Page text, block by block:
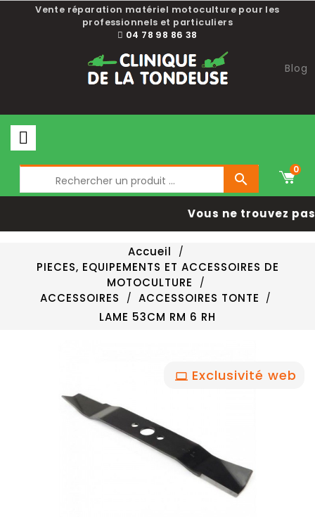
Vente réparation matériel motoculture pour les
professionnels et particuliers
04 78 98 86 38
Blog

0
Vous ne trouvez
Accueil
PIECES, EQUIPEMENTS ET ACCESSOIRES DE
MOTOCULTURE
ACCESSOIRES
ACCESSOIRES TONTE
LAME 53CM RM 6 RH
Exclusivité web